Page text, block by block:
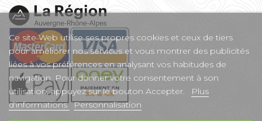
Ce site Web utilise ses propres cookies et ceux de tiers
pour améliorer nos services et vous montrer des publicités
liées à vos préférences en analysant vos habitudes de
navigation. Pour donner votre consentement à son
utilisation, appuyez sur le bouton Accepter.
Plus
d'informations Personnalisation